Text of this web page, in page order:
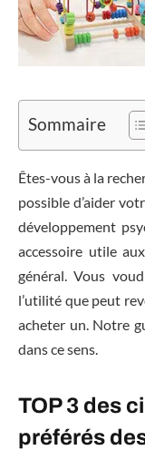
Sommaire
Êtes-vous à la
possible d’aider
développement
accessoire utile
général. Vous
l’utilité que peut
acheter un. Notre
dans ce sens.
TOP 3 des
préférés